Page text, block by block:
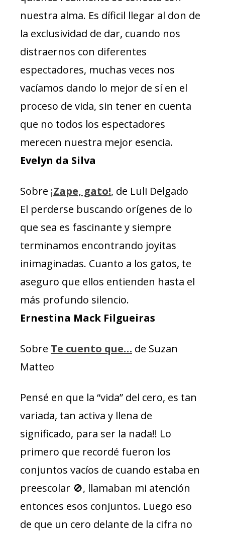
nuestra alma. Es díficil llegar al don de
la exclusividad de dar, cuando nos
distraernos con diferentes
espectadores, muchas veces nos
vacíamos dando lo mejor de sí en el
proceso de vida, sin tener en cuenta
que no todos los espectadores
merecen nuestra mejor esencia.
Evelyn da Silva
Sobre ¡Zape, gato!, de Luli Delgado
El perderse buscando orígenes de lo
que sea es fascinante y siempre
terminamos encontrando joyitas
inimaginadas. Cuanto a los gatos, te
aseguro que ellos entienden hasta el
más profundo silencio.
Ernestina Mack Filgueiras
Sobre Te cuento que… de Suzan
Matteo
Pensé en que la “vida” del cero, es tan
variada, tan activa y llena de
significado, para ser la nada!! Lo
primero que recordé fueron los
conjuntos vacíos de cuando estaba en
preescolar 🚫, llamaban mi atención
entonces esos conjuntos. Luego eso
de que un cero delante de la cifra no